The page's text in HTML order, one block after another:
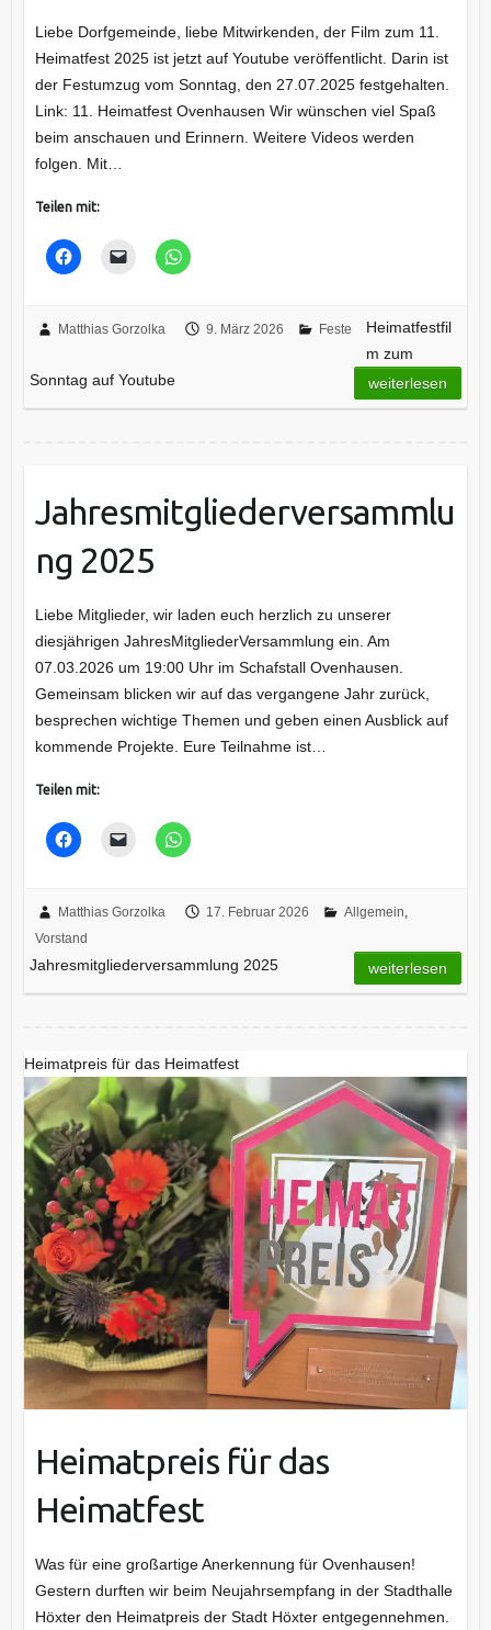
Liebe Dorfgemeinde, liebe Mitwirkenden, der Film zum 11.
Heimatfest 2025 ist jetzt auf Youtube veröffentlicht. Darin ist
der Festumzug vom Sonntag, den 27.07.2025 festgehalten.
Link: 11. Heimatfest Ovenhausen Wir wünschen viel Spaß
beim anschauen und Erinnern. Weitere Videos werden
folgen. Mit…
Teilen mit:
Matthias Gorzolka 9. März 2026 Feste
Heimatfestfil
m zum
Sonntag auf Youtube
weiterlesen
Jahresmitgliederversammlu
ng 2025
Liebe Mitglieder, wir laden euch herzlich zu unserer
diesjährigen JahresMitgliederVersammlung ein. Am
07.03.2026 um 19:00 Uhr im Schafstall Ovenhausen.
Gemeinsam blicken wir auf das vergangene Jahr zurück,
besprechen wichtige Themen und geben einen Ausblick auf
kommende Projekte. Eure Teilnahme ist…
Teilen mit:
Matthias Gorzolka 17. Februar 2026 Allgemein,
Vorstand
Jahresmitgliederversammlung 2025 weiterlesen
Heimatpreis für das Heimatfest
Heimatpreis für das
Heimatfest
Was für eine großartige Anerkennung für Ovenhausen!
Gestern durften wir beim Neujahrsempfang in der Stadthalle
Höxter den Heimatpreis der Stadt Höxter entgegennehmen.